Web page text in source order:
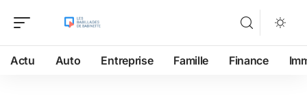
Actu Auto Entreprise Famille Finance